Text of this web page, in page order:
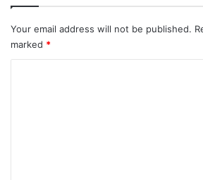
Your email address will not be published.
marked *